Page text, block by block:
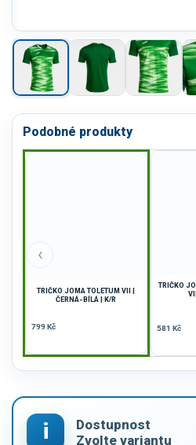
Podobné produkty
‹
TRIČKO JOMA TOLETUM VII |
ČERNÁ-BÍLÁ | K/R
799 Kč
TRIČKO
581 Kč